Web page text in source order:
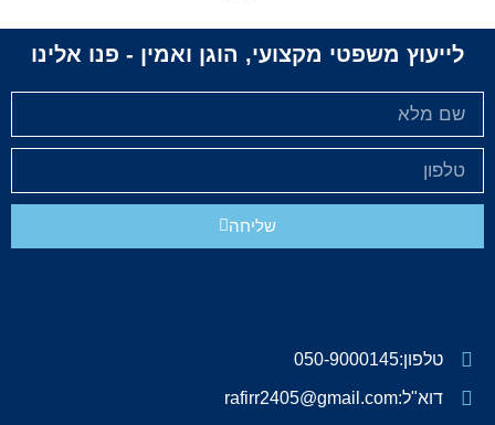
לייעוץ משפטי מקצועי, הוגן ואמין - פנו אלינו
שליחה
טלפון:050-9000145
דוא"ל:rafirr2405@gmail.com